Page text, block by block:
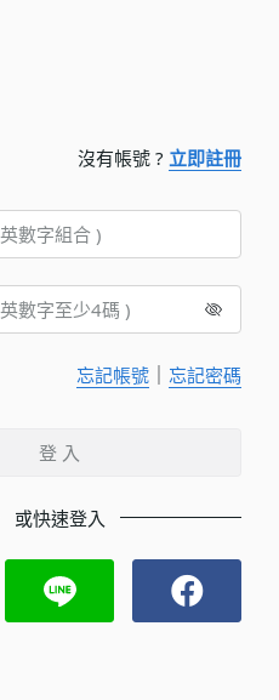
沒有帳號 ? 立即註冊
忘記帳號 忘記密碼
登 入
或快速登入